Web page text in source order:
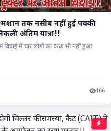
तक नसीब नहीं हुई पक्की
अंतिम यात्रा!!
में चार लोगों का कंधा भी नहीं हुआ
166